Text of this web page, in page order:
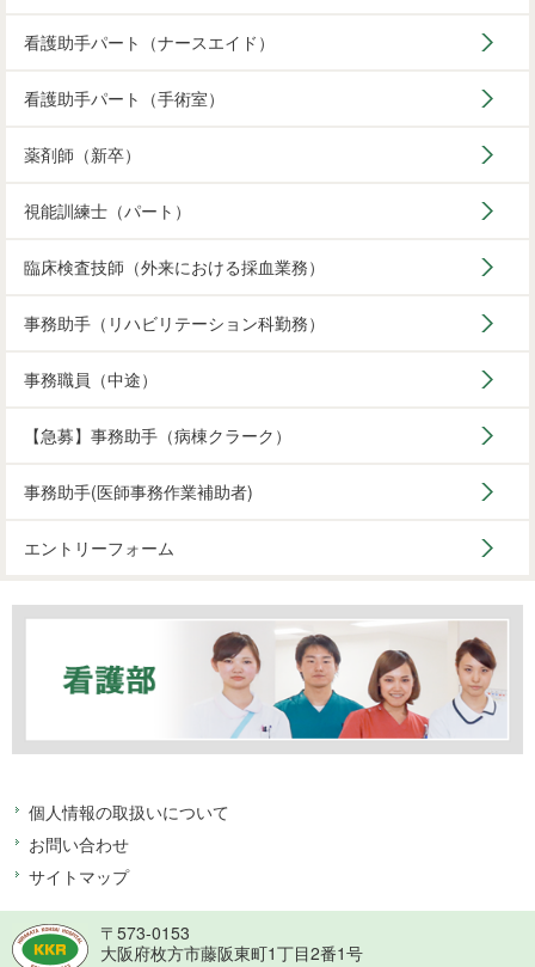
看護助手パート（ナースエイド）
看護助手パート（手術室）
薬剤師（新卒）
視能訓練士（パート）
臨床検査技師（外来における採血業務）
事務助手（リハビリテーション科勤務）
事務職員（中途）
【急募】事務助手（病棟クラーク）
事務助手(医師事務作業補助者)
エントリーフォーム
個人情報の取扱いについて
お問い合わせ
サイトマップ
〒573-0153
大阪府枚方市藤阪東町1丁目2番1号